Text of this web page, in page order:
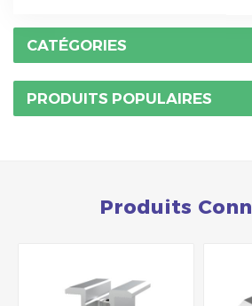
CATÉGORIES
PRODUITS POPULAIRES
Produits